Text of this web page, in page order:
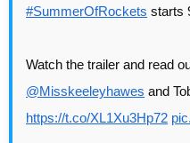
#SummerOfRockets starts
Watch the trailer and read
@Misskeeleyhawes and
https://t.co/XL1Xu3Hp72